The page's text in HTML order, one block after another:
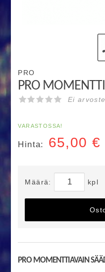
PRO
PRO
Ei
VARASTOSSA!
Hinta: 65,00 €
Määrä: kpl
PRO MOMENTTIAVAIN